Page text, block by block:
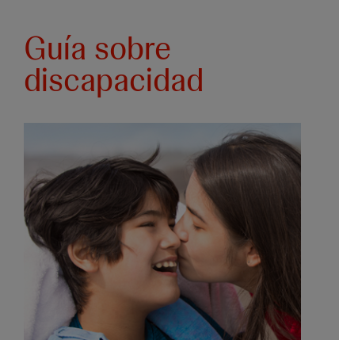
Guía sobre
discapacidad